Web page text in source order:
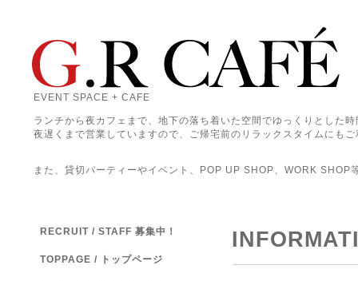
EVENT SPACE + CAFE
ランチから夜カフェまで、地下の落ち着いた空間でゆっくりとした
夜遅くまで営業していますので、ご帰宅前のリラックスタイムにも
また、貸切パーティーやイベント、POP UP SHOP、WORK SHOP
RECRUIT / STAFF 募集中！
TOPPAGE / トップページ